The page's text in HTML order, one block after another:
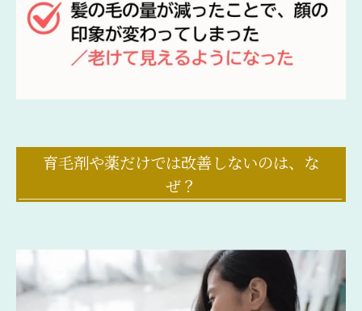
育毛剤や薬だけでは改善しないのは、な
ぜ？